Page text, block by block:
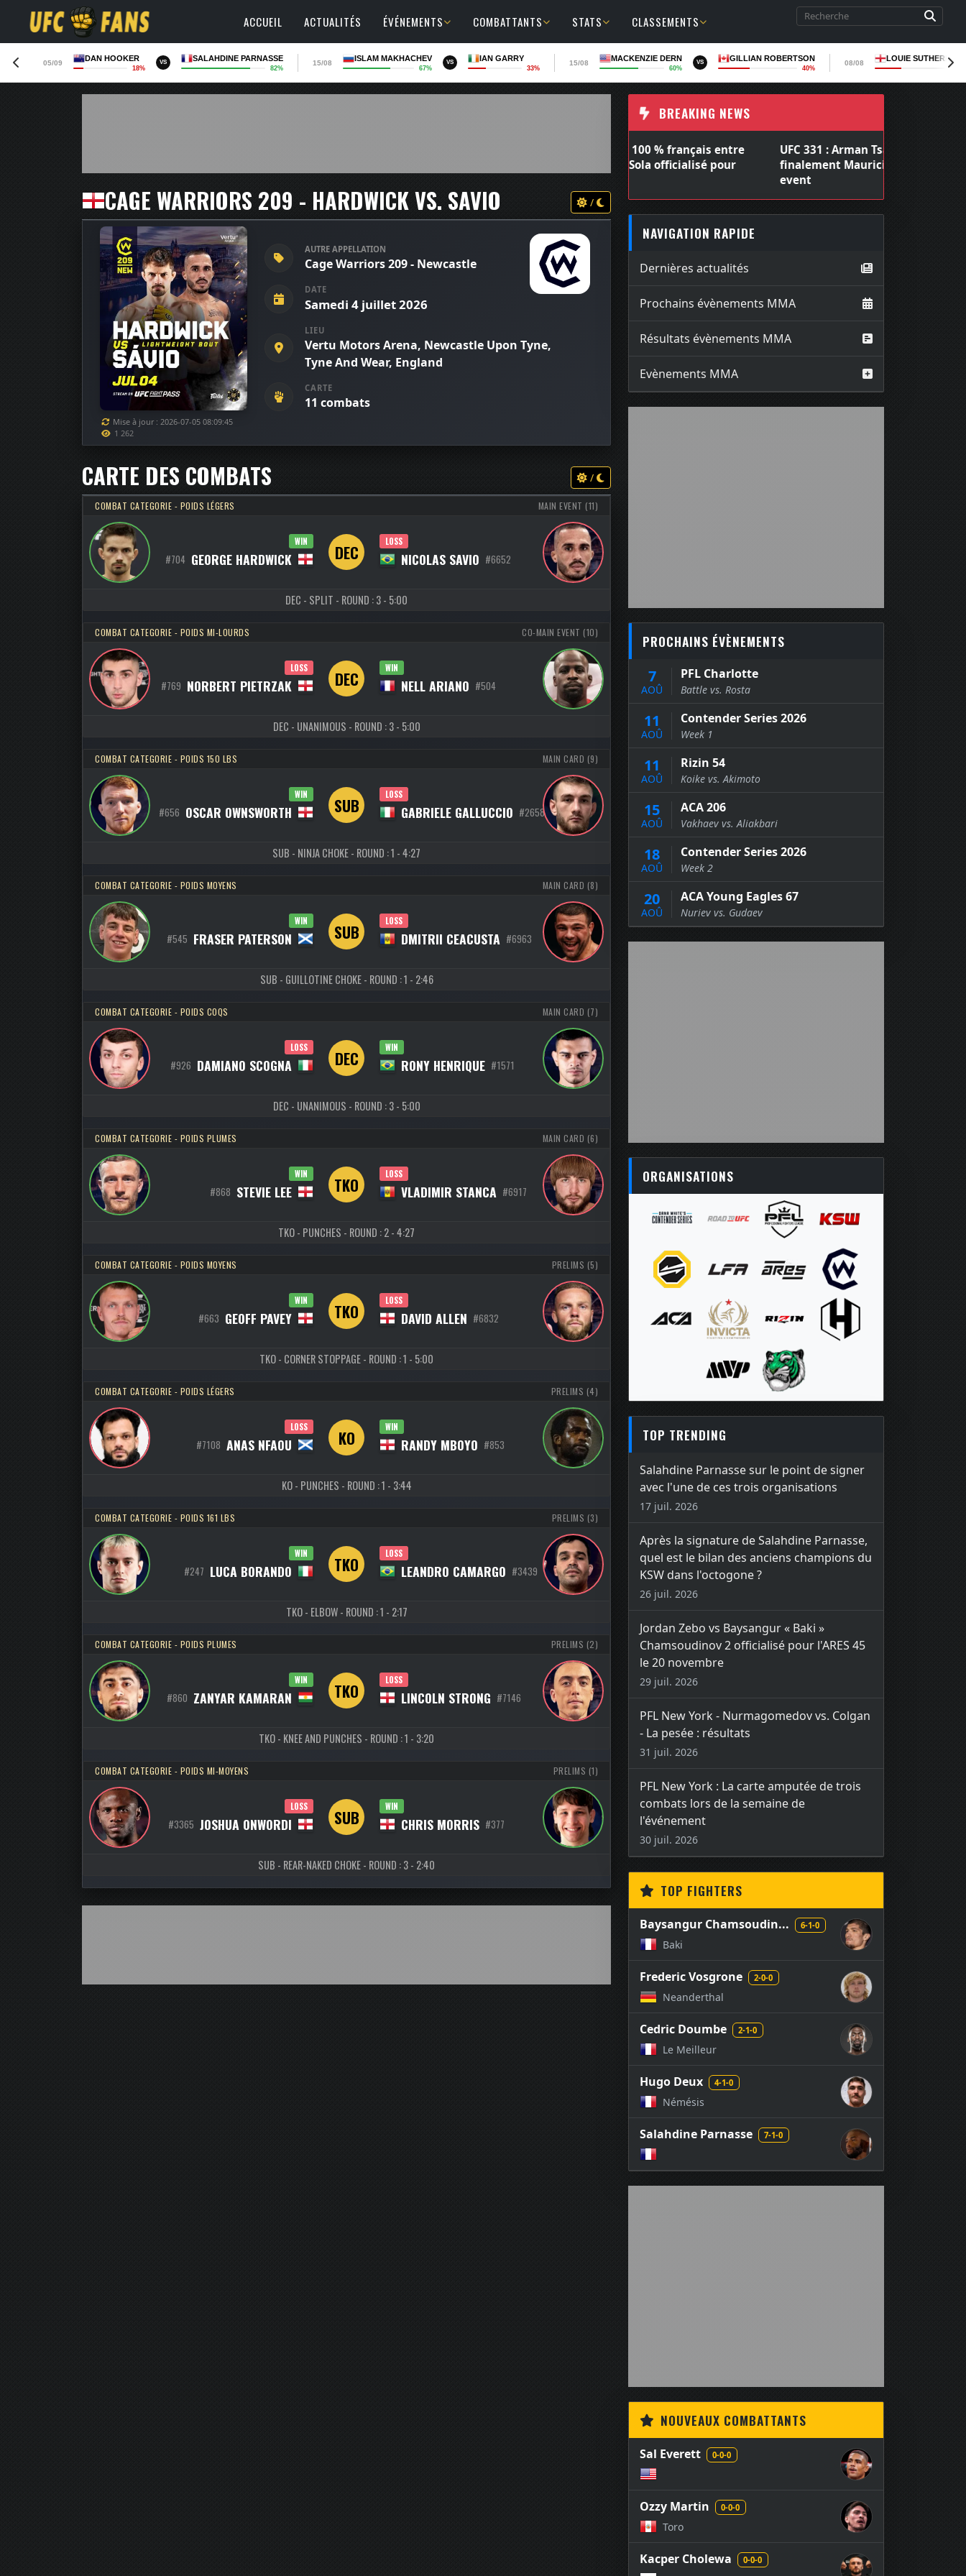
ACCUEIL ACTUALITÉS ÉVÉNEMENTS COMBATTANTS STATS CLASSEMENTS
05/09
DAN HOOKER
18%
VS SALAHDINE PARNASSE
82%
15/08
ISLAM MAKHACHEV
67%
VS IAN GARRY
33%
15/08
MACKENZIE DERN
60%
VS GILLIAN ROBERTSON
40%
08/08
LOUIE
CAGE WARRIORS 209 - HARDWICK VS. SAVIO /
Mise à jour : 2026-07-05 08:09:45
1 262
AUTRE APPELLATION
Cage Warriors 209 - Newcastle
DATE
Samedi 4 juillet 2026
LIEU
Vertu Motors Arena, Newcastle Upon Tyne,
Tyne And Wear, England
CARTE
11 combats
CARTE DES COMBATS /
COMBAT CATEGORIE - POIDS LÉGERS MAIN EVENT (11)
WIN
#704 GEORGE HARDWICK DEC LOSS
NICOLAS SAVIO #6652
DEC - SPLIT - ROUND : 3 - 5:00
COMBAT CATEGORIE - POIDS MI-LOURDS CO-MAIN EVENT (10)
LOSS
#769 NORBERT PIETRZAK DEC WIN
NELL ARIANO #504
DEC - UNANIMOUS - ROUND : 3 - 5:00
COMBAT CATEGORIE - POIDS 150 LBS MAIN CARD (9)
WIN
#656 OSCAR OWNSWORTH SUB LOSS
GABRIELE GALLUCCIO #2658
SUB - NINJA CHOKE - ROUND : 1 - 4:27
COMBAT CATEGORIE - POIDS MOYENS MAIN CARD (8)
WIN
#545 FRASER PATERSON SUB LOSS
DMITRII CEACUSTA #6963
SUB - GUILLOTINE CHOKE - ROUND : 1 - 2:46
COMBAT CATEGORIE - POIDS COQS MAIN CARD (7)
LOSS
#926 DAMIANO SCOGNA DEC WIN
RONY HENRIQUE #1571
DEC - UNANIMOUS - ROUND : 3 - 5:00
COMBAT CATEGORIE - POIDS PLUMES MAIN CARD (6)
WIN
#868 STEVIE LEE TKO LOSS
VLADIMIR STANCA #6917
TKO - PUNCHES - ROUND : 2 - 4:27
COMBAT CATEGORIE - POIDS MOYENS PRELIMS (5)
WIN
#663 GEOFF PAVEY TKO LOSS
DAVID ALLEN #6832
TKO - CORNER STOPPAGE - ROUND : 1 - 5:00
COMBAT CATEGORIE - POIDS LÉGERS PRELIMS (4)
LOSS
#7108 ANAS NFAOU KO WIN
RANDY MBOYO #853
KO - PUNCHES - ROUND : 1 - 3:44
COMBAT CATEGORIE - POIDS 161 LBS PRELIMS (3)
WIN
#247 LUCA BORANDO TKO LOSS
LEANDRO CAMARGO #3439
TKO - ELBOW - ROUND : 1 - 2:17
COMBAT CATEGORIE - POIDS PLUMES PRELIMS (2)
WIN
#860 ZANYAR KAMARAN TKO LOSS
LINCOLN STRONG #7146
TKO - KNEE AND PUNCHES - ROUND : 1 - 3:20
COMBAT CATEGORIE - POIDS MI-MOYENS PRELIMS (1)
LOSS
#3365 JOSHUA ONWORDI SUB WIN
CHRIS MORRIS #377
SUB - REAR-NAKED CHOKE - ROUND : 3 - 2:40
BREAKING NEWS
UFC 331 : Arman Tsarukyan affrontera
finalement Mauricio Ruffy en co-main
NAVIGATION RAPIDE
Dernières actualités
Prochains évènements MMA
Résultats évènements MMA
Evènements MMA
PROCHAINS ÉVÈNEMENTS
7
AOÛ
PFL Charlotte
Battle vs. Rosta
11
AOÛ
Contender Series 2026
Week 1
11
AOÛ
Rizin 54
Koike vs. Akimoto
15
AOÛ
ACA 206
Vakhaev vs. Aliakbari
18
AOÛ
Contender Series 2026
Week 2
20
AOÛ
ACA Young Eagles 67
Nuriev vs. Gudaev
ORGANISATIONS
TOP TRENDING
Salahdine Parnasse sur le point de signer
avec l'une de ces trois organisations
17 juil. 2026
Après la signature de Salahdine Parnasse,
quel est le bilan des anciens champions du
KSW dans l'octogone ?
26 juil. 2026
Jordan Zebo vs Baysangur « Baki »
Chamsoudinov 2 officialisé pour l'ARES 45
le 20 novembre
29 juil. 2026
PFL New York - Nurmagomedov vs. Colgan
- La pesée : résultats
31 juil. 2026
PFL New York : La carte amputée de trois
combats lors de la semaine de
l'événement
30 juil. 2026
TOP FIGHTERS
Baysangur Chamsoudin... 6-1-0
Baki
Frederic Vosgrone 2-0-0
Neanderthal
Cedric Doumbe 2-1-0
Le Meilleur
Hugo Deux 4-1-0
Némésis
Salahdine Parnasse 7-1-0
NOUVEAUX COMBATTANTS
Sal Everett 0-0-0
Ozzy Martin 0-0-0
Toro
Kacper Cholewa 0-0-0